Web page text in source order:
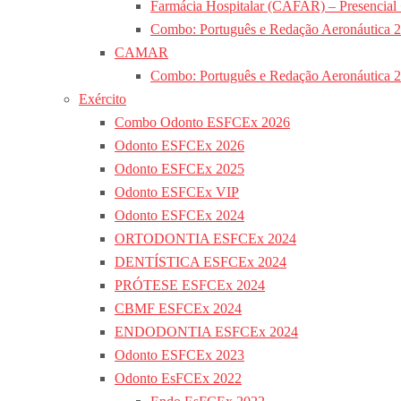
Farmácia Hospitalar (CAFAR) –
Combo: Português e Redação Aeronáutica
CAMAR
Combo: Português e Redação Aeronáutica
Exército
Combo Odonto ESFCEx 2026
Odonto ESFCEx 2026
Odonto ESFCEx 2025
Odonto ESFCEx VIP
Odonto ESFCEx 2024
ORTODONTIA ESFCEx 2024
DENTÍSTICA ESFCEx 2024
PRÓTESE ESFCEx 2024
CBMF ESFCEx 2024
ENDODONTIA ESFCEx 2024
Odonto ESFCEx 2023
Odonto EsFCEx 2022